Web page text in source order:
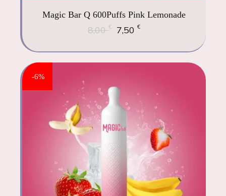
Magic Bar Q 600Puffs Pink Lemonade
8,00€ 7,50 €
-6%